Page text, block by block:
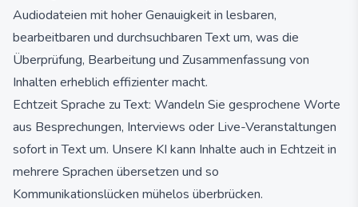
Audiodateien mit hoher Genauigkeit in lesbaren,
bearbeitbaren und durchsuchbaren Text um, was die
Überprüfung, Bearbeitung und Zusammenfassung von
Inhalten erheblich effizienter macht.
Echtzeit Sprache zu Text: Wandeln Sie gesprochene Worte
aus Besprechungen, Interviews oder Live-Veranstaltungen
sofort in Text um. Unsere KI kann Inhalte auch in Echtzeit in
mehrere Sprachen übersetzen und so
Kommunikationslücken mühelos überbrücken.